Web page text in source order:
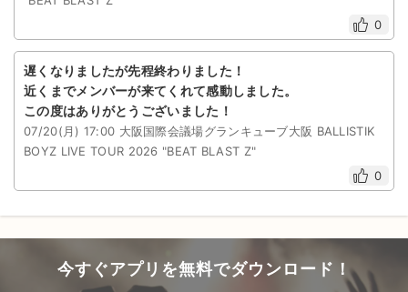
0
遅くなりましたが先程終わりました！
近くまでメンバーが来てくれて感動しました。
この度はありがとうございました！
07/20(月) 17:00 大阪国際会議場グランキューブ大阪 BALLISTIK
BOYZ LIVE TOUR 2026 "BEAT BLAST Z"
0
今すぐアプリを無料でダウンロード！